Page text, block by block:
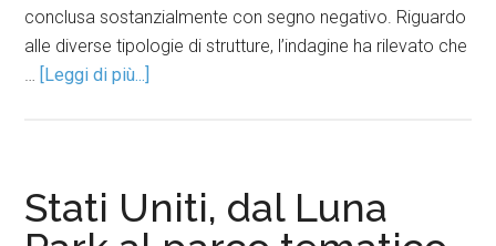
conclusa sostanzialmente con segno negativo. Riguardo
alle diverse tipologie di strutture, l’indagine ha rilevato che
… [Leggi di più...]
Stati Uniti, dal Luna